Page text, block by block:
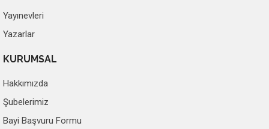
Yayınevleri
Yazarlar
KURUMSAL
Hakkımızda
Şubelerimiz
Bayi Başvuru Formu